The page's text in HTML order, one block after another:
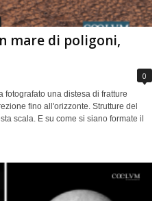
mare di poligoni,
0
fotografato una distesa di fratture
fino all'orizzonte. Strutture del
scala. E su come si siano formate il